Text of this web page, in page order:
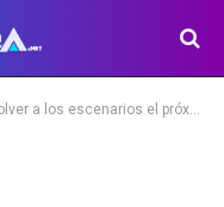
a los escenarios el próximo año